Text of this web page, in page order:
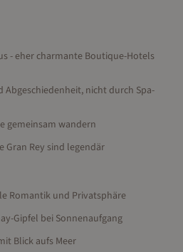
- eher charmante Boutique-Hotels
nicht durch Spa-
gemeinsam wandern
Gran Rey sind legendär
Romantik und Privatsphäre
Gipfel bei Sonnenaufgang
Blick aufs Meer